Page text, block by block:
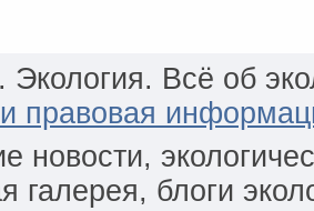
Всё об
правовая
новости,
галерея, блоги